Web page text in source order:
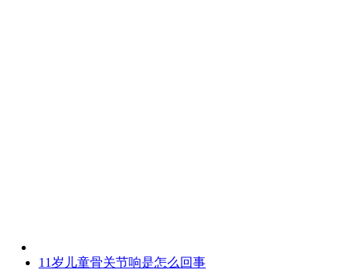
11岁儿童骨关节响是怎么回事